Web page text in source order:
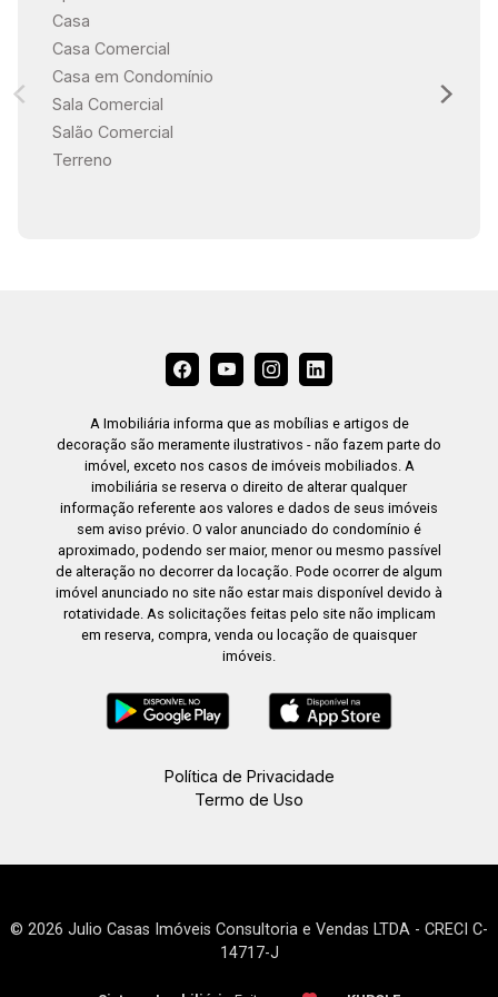
Sorocaba, a aproximadamente 1,5 km do
supermercado Confiança, a área oferece fácil
acesso a farmácias, McDonald`s, escolas e
berçários com as melhores avaliações, sendo
Casa
Casa Comercial
Casa em Condomínio
Sala Comercial
Salão Comercial
Terreno
A Imobiliária informa que as mobílias e artigos de
decoração são meramente ilustrativos - não fazem parte do
imóvel, exceto nos casos de imóveis mobiliados. A
imobiliária se reserva o direito de alterar qualquer
informação referente aos valores e dados de seus imóveis
sem aviso prévio. O valor anunciado do condomínio é
aproximado, podendo ser maior, menor ou mesmo passível
de alteração no decorrer da locação. Pode ocorrer de algum
imóvel anunciado no site não estar mais disponível devido à
rotatividade. As solicitações feitas pelo site não implicam
em reserva, compra, venda ou locação de quaisquer
imóveis.
Política de Privacidade
Termo de Uso
© 2026 Julio Casas Imóveis Consultoria e Vendas LTDA - CRECI C-
14717-J